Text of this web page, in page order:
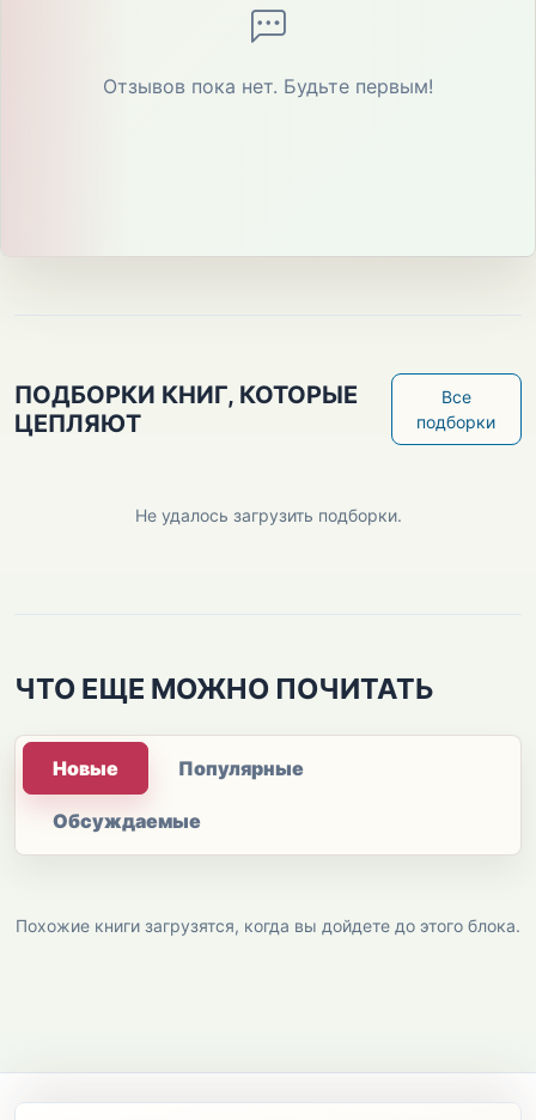
Отзывов пока нет. Будьте первым!
ПОДБОРКИ КНИГ, КОТОРЫЕ
ЦЕПЛЯЮТ
Все
подборки
Не удалось загрузить подборки.
ЧТО ЕЩЕ МОЖНО ПОЧИТАТЬ
Новые Популярные
Обсуждаемые
Похожие книги загрузятся, когда вы дойдете до этого блока.